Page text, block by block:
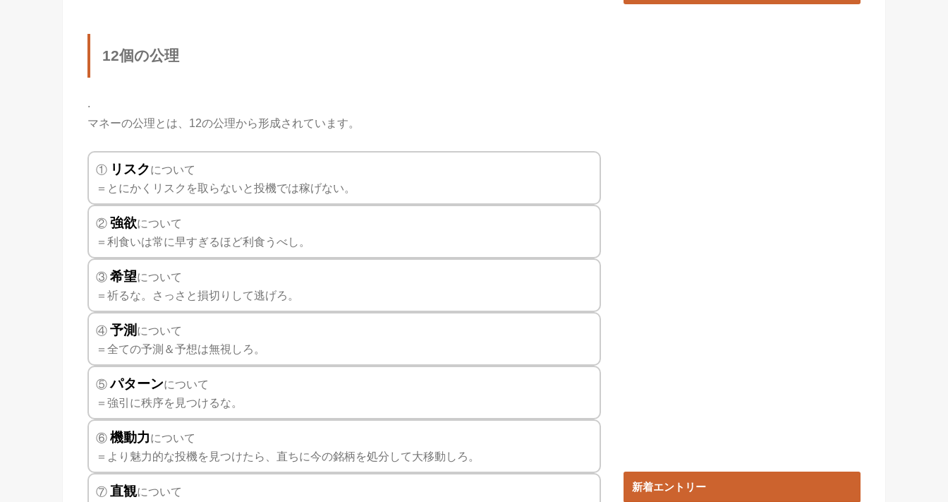
12個の公理
.
マネーの公理とは、12の公理から形成されています。
① リスクについて
＝とにかくリスクを取らないと投機では稼げない。
② 強欲について
＝利食いは常に早すぎるほど利食うべし。
③ 希望について
＝祈るな。さっさと損切りして逃げろ。
④ 予測 について
＝全ての予測＆予想は無視しろ。
⑤パターンについて
＝強引に秩序を見つけるな。
⑥ 機動力について
＝より魅力的な投機を見つけたら、直ちに今の銘柄を処分して大移動しろ。
⑦ 直観について
新着エントリー